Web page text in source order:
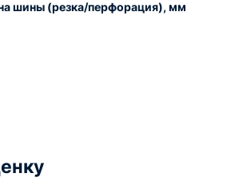
шины (резка/перфорация), мм